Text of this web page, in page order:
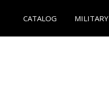
CATALOG MILITARY